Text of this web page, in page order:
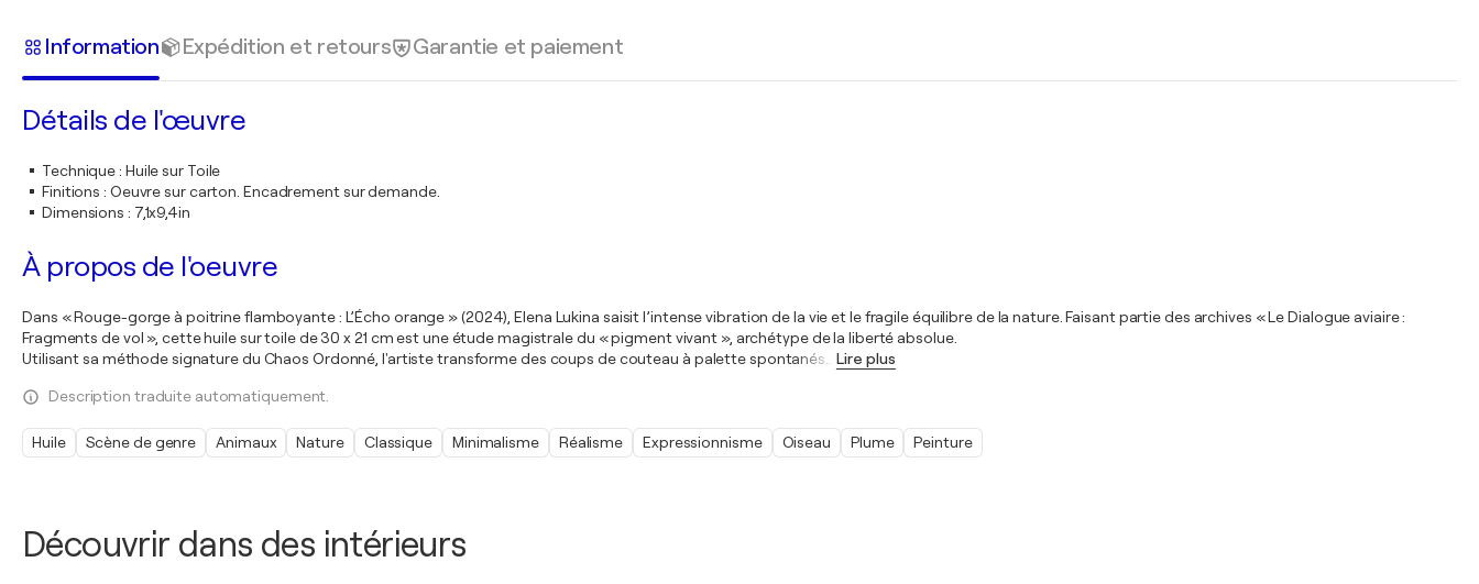
Découvrir dans des intérieurs
Information Expédition et retours Garantie et paiement
Détails de l'œuvre
Technique: Huile sur Toile
Finitions : Oeuvre sur carton. Encadrement sur demande.
Dimensions : 7,1x9,4in
À propos de l'oeuvre
Dans « Rouge-gorge à poitrine flamboyante : L’Écho orange » (2024), Elena Lukina saisit l’intense vibration de la vie et le fragile équilibre de la nature. Faisant partie des archives « Le Dialogue aviaire :
Fragments de vol », cette huile sur toile de 30 x 21 cm est une étude magistrale du « pigment vivant », archétype de la liberté absolue.
Utilisant sa méthode signature du Chaos Ordonné, l'artiste transforme des coups de couteau à palette spontanés
Lire plus
Description traduite automatiquement.
Huile Scène de genre Animaux Nature Classique Minimalisme Réalisme Expressionnisme Oiseau Plume Peinture